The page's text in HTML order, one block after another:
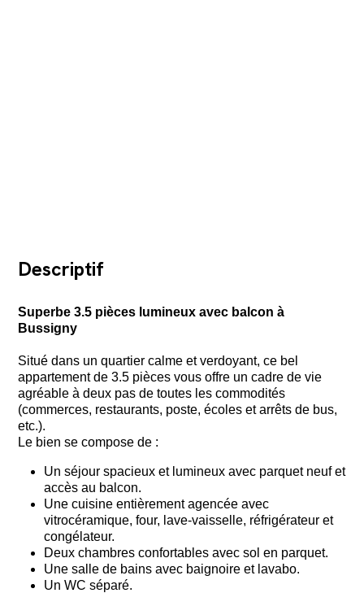
Descriptif
Superbe 3.5 pièces lumineux avec balcon à
Bussigny
Situé dans un quartier calme et verdoyant, ce bel
appartement de 3.5 pièces vous offre un cadre de vie
agréable à deux pas de toutes les commodités
(commerces, restaurants, poste, écoles et arrêts de bus,
etc.).
Le bien se compose de :
Un séjour spacieux et lumineux avec parquet neuf et
accès au balcon.
Une cuisine entièrement agencée avec
vitrocéramique, four, lave-vaisselle, réfrigérateur et
congélateur.
Deux chambres confortables avec sol en parquet.
Une salle de bains avec baignoire et lavabo.
Un WC séparé.